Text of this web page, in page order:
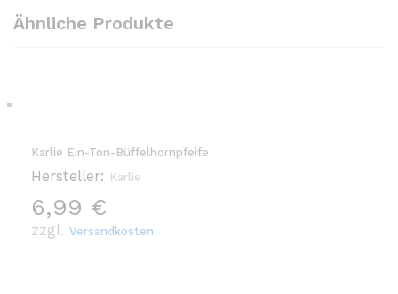
Ähnliche Produkte
Karlie Ein-Ton-Büffelhornpfeife
Hersteller: Karlie
6,99 €
zzgl. Versandkosten